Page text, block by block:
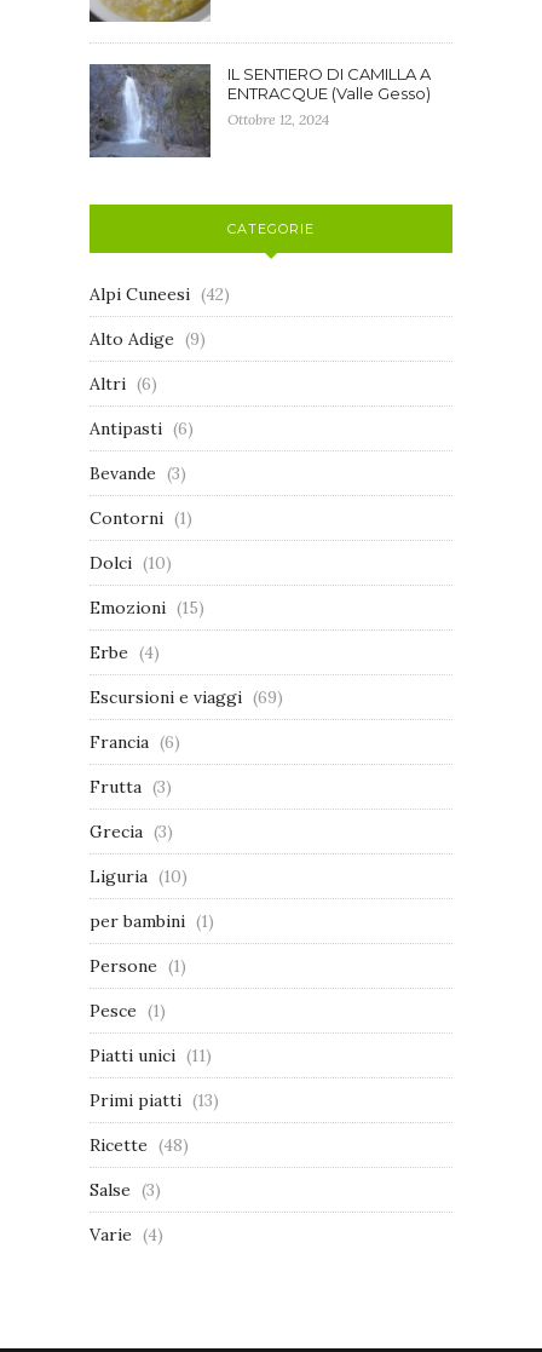
IL SENTIERO DI CAMILLA A
ENTRACQUE (Valle Gesso)
Ottobre 12, 2024
CATEGORIE
Alpi Cuneesi (42)
Alto Adige (9)
Altri (6)
Antipasti (6)
Bevande (3)
Contorni (1)
Dolci (10)
Emozioni (15)
Erbe (4)
Escursioni e viaggi (69)
Francia (6)
Frutta (3)
Grecia (3)
Liguria (10)
per bambini (1)
Persone (1)
Pesce (1)
Piatti unici (11)
Primi piatti (13)
Ricette (48)
Salse (3)
Varie (4)